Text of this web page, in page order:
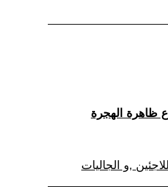
ظاهرة الهجرة
,و الجاليات